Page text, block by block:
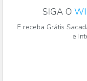
SIGA O
E receba Grátis
e